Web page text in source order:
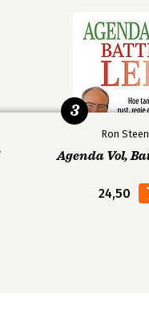
Ron
Agenda Vol,
24,50
3